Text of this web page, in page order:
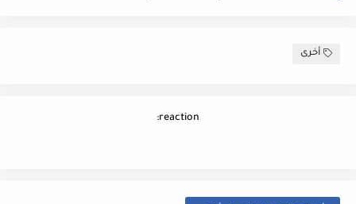
أخرى
reaction: